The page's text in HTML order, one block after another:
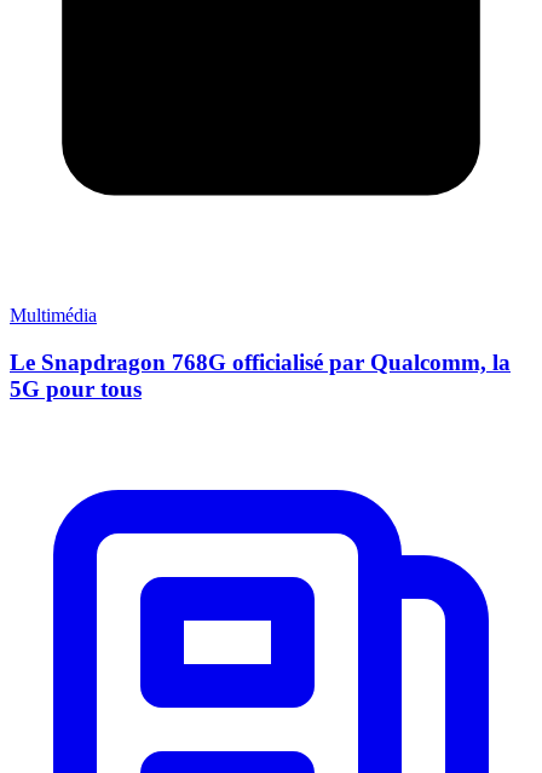
Multimédia
Le Snapdragon 768G officialisé par Qualcomm, la
5G pour tous